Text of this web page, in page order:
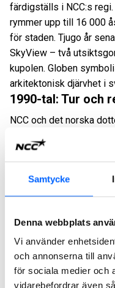
Samtycke
Denna webbplats
Vi använder
och annonserna till
för sociala medier och
vidarebefordrar även
färdigställs i NCC:s
rymmer upp till 16 000
för staden. Tjugo år
SkyView – två
kupolen. Globen
arkitektonisk djärvhet i
1990-tal: Tur och
NCC och det norska
Gardermoen flygplats
särskild hänsyn till
Efter ett väl genomfört
att bygga ut
betongarbeten och